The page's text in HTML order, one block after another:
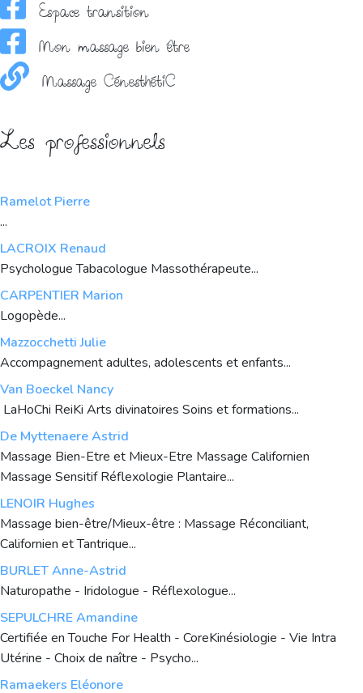
Espace transition
Mon massage bien être
Massage CénesthétiC
Les professionnels
Ramelot Pierre
...
LACROIX Renaud
Psychologue Tabacologue Massothérapeute...
CARPENTIER Marion
Logopède...
Mazzocchetti Julie
Accompagnement adultes, adolescents et enfants...
Van Boeckel Nancy
LaHoChi ReiKi Arts divinatoires Soins et formations...
De Myttenaere Astrid
Massage Bien-Etre et Mieux-Etre Massage Californien
Massage Sensitif Réflexologie Plantaire...
LENOIR Hughes
Massage bien-être/Mieux-être : Massage Réconciliant,
Californien et Tantrique...
BURLET Anne-Astrid
Naturopathe - Iridologue - Réflexologue...
SEPULCHRE Amandine
Certifiée en Touche For Health - CoreKinésiologie - Vie Intra
Utérine - Choix de naître - Psycho...
Ramaekers Eléonore